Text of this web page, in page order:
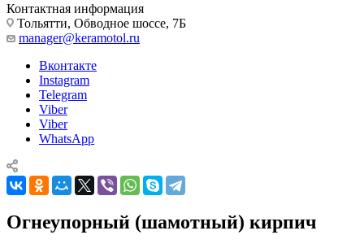
Контактная информация
Тольятти, Обводное шоссе, 7Б
manager@keramotol.ru
Вконтакте
Instagram
Telegram
Viber
Viber
WhatsApp
Огнеупорный (шамотный) кирпич